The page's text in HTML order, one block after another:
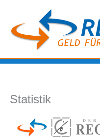
springen
Statistik